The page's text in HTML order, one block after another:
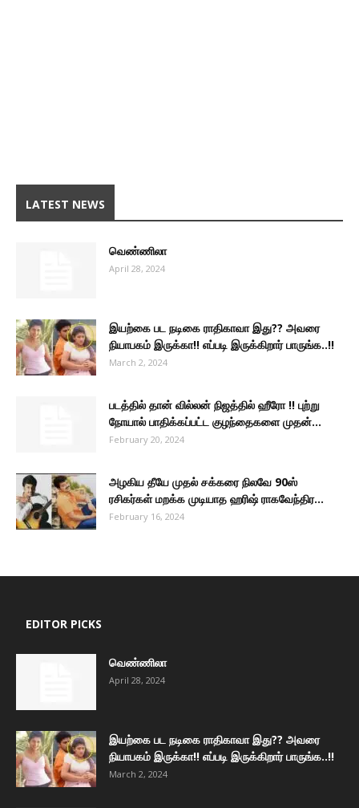
LATEST NEWS
வெண்ணிலா
April 28, 2024
இயற்கை பட நடிகை ராதிகாவா இது?? அவரை
நியாபகம் இருக்கா!! எப்படி இருக்கிறார் பாருங்க..!!
March 2, 2024
படத்தில் தான் வில்லன் நிஜத்தில் ஹீரோ !! புற்று
நோயால் பாதிக்கப்பட்ட குழந்தைகளை முதன்...
February 20, 2024
அழகிய தீயே முதல் சக்கரை நிலவே 90ஸ்
ரசிகர்கள் மறக்க முடியாத ஹரிஷ் ராகவேந்திர...
February 16, 2024
EDITOR PICKS
வெண்ணிலா
April 28, 2024
இயற்கை பட நடிகை ராதிகாவா இது?? அவரை
நியாபகம் இருக்கா!! எப்படி இருக்கிறார் பாருங்க..!!
March 2, 2024